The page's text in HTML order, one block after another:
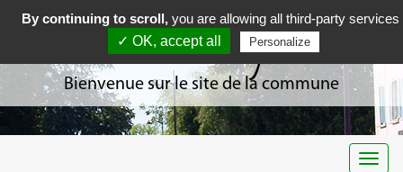
Curciat Dongalon
Bienvenue sur le site de la commune
By continuing to scroll, you are allowing all third-party services
✓ OK, accept all
Personalize